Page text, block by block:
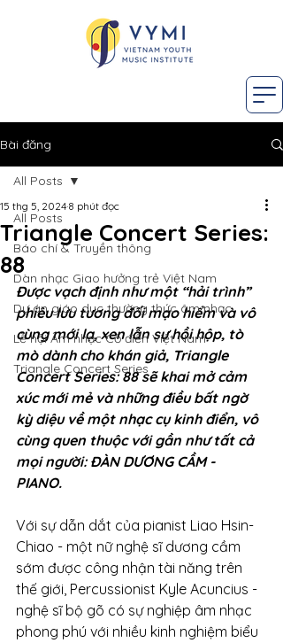
Bài đăng
All Posts
Báo chí & Truyền thông
Dàn nhạc Giao hưởng trẻ Việt Nam
Dự án giáo dục thường thức âm nhạc
Lễ hội Âm nhạc Cổ điển Việt Nam
Triangle Concert Series
All Posts
Triangle Concert Series:
88
15 thg 5, 2024 8 phút đọc
Được vạch định như một “hải trình”
phiêu lưu tương đối mạo hiểm và vô
cùng mới lạ, xen lẫn sự hồi hộp, tò
mò dành cho khán giả, Triangle
Concert Series: 88 sẽ khai mở cảm
xúc mới mẻ và những điều bất ngờ
kỳ diệu về một nhạc cụ kinh điển, vô
cùng quen thuộc với gần như tất cả
mọi người: ĐÀN DƯƠNG CẦM -
PIANO.
Với sự dẫn dắt của pianist Liao Hsin-
Chiao - một nữ nghệ sĩ dương cầm
sớm được công nhận tài năng trên
thế giới, Percussionist Kyle Acuncius -
nghệ sĩ bộ gõ có sự nghiệp âm nhạc
phong phú với nhiều kinh nghiệm biểu